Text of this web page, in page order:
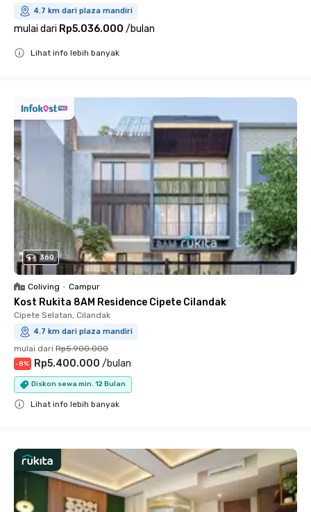
4.7 km dari plaza mandiri
mulai dari Rp5.036.000 /bulan
Lihat info lebih banyak
360
Coliving • Campur
Kost Rukita 8AM Residence Cipete Cilandak
Cipete Selatan, Cilandak
4.7 km dari plaza mandiri
mulai dari Rp5.900.000
-8% Rp5.400.000 /bulan
Diskon sewa min. 12 Bulan
Lihat info lebih banyak